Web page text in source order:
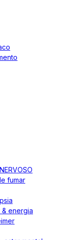
fumar
& energia